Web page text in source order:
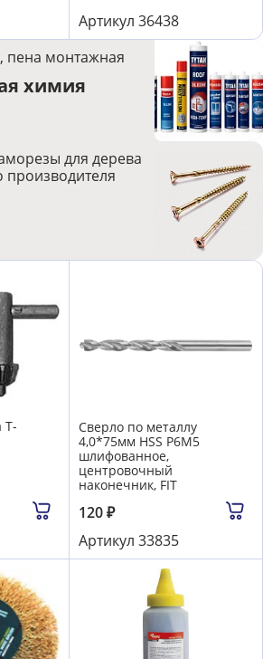
Артикул 36438
пена монтажная
химия
для дерева
производителя
Т-
Сверло по металлу
4,0*75мм HSS Р6М5
шлифованное,
центровочный
наконечник, FIT
120₽
Артикул 33835